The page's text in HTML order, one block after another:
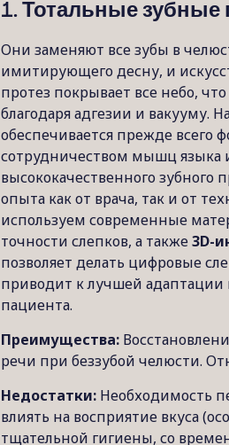
1. Тотальные зубные
Они заменяют все зубы в
имитирующего десну, и
протез покрывает все небо,
благодаря адгезии и вакууму.
обеспечивается прежде всего
сотрудничеством мышц языка
высококачественного зубного
опыта как от врача, так и от
используем современные
точности слепков, а также3D-
позволяет делать цифровые
приводит к лучшей
пациента.
Преимущества:
речи при беззубой челюсти.
Недостатки: Необходимость
влиять на восприятие вкуса
тщательной гигиены, со